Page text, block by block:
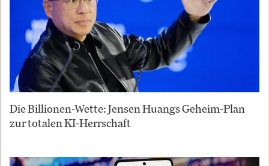
Die Billionen-Wette: Jensen Huangs Geheim-Plan
zur totalen KI-Herrschaft